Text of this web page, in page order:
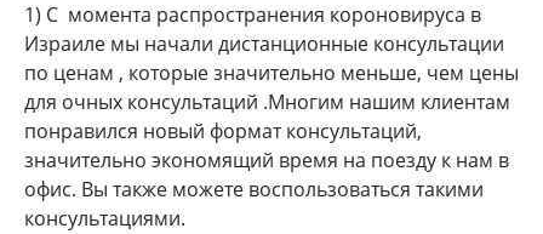
1) С момента распространения короновируса в
Израиле мы начали дистанционные консультации
по ценам , которые значительно меньше, чем цены
для очных консультаций .Многим нашим клиентам
понравился новый формат консультаций,
значительно экономящий время на поезду к нам в
офис. Вы также можете воспользоваться такими
консультациями.